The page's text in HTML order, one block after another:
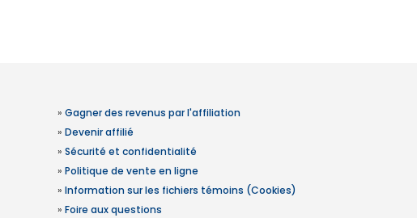
» Gagner des revenus par l'affiliation
» Devenir affilié
» Sécurité et confidentialité
» Politique de vente en ligne
» Information sur les fichiers témoins (Cookies)
» Foire aux questions